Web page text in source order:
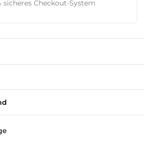
sicheres Checkout-System